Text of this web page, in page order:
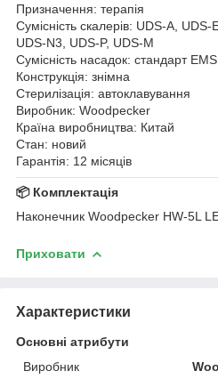
Призначення: терапія
Сумісність скалерів: UDS-A,
UDS-N3, UDS-P, UDS-M
Сумісність насадок: стандарт EMS
Конструкція: знімна
Стерилізація: автоклавування
Виробник: Woodpecker
Країна виробництва: Китай
Стан: новий
Гарантія: 12 місяців
📦 Комплектація
Наконечник Woodpecker HW-5L
Приховати
Характеристики
Основні атрибути
Виробник